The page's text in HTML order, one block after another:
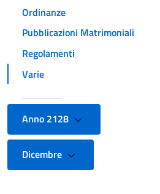
Ordinanze
Pubblicazioni Matrimoniali
Regolamenti
Varie
Anno 2128
Dicembre